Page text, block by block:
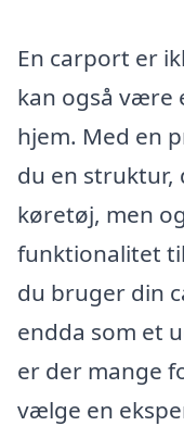
En carport er
kan også være
hjem. Med en
du en struktur,
køretøj, men
funktionalitet
du bruger din
endda som et
er der mange
vælge en